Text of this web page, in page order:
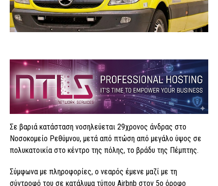
Σε βαριά κατάσταση νοσηλεύεται 29χρονος άνδρας στο
Νοσοκομείο Ρεθύμνου, μετά από πτώση από μεγάλο ύψος σε
πολυκατοικία στο κέντρο της πόλης, το βράδυ της Πέμπτης.
Σύμφωνα με πληροφορίες, ο νεαρός έμενε μαζί με τη
σύντροφό του σε κατάλυμα τύπου Airbnb στον 5ο όροφο